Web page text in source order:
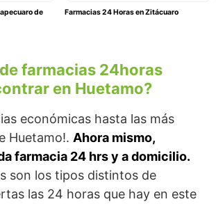
de
Farmacias 24 Horas en Zitácuaro
farmacias 24horas
en Huetamo?
económicas hasta las más
Huetamo!. Ahora mismo,
farmacia 24 hrs y a domicilio.
son los tipos distintos de
las 24 horas que hay en este